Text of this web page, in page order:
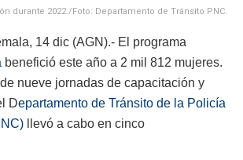
durante 2022./Foto: Departamento de Tránsito PNC.
14 dic (AGN).- El programa
benefició este año a 2 mil 812 mujeres.
nueve jornadas de capacitación y
Departamento de Tránsito de la Policía
llevó a cabo en cinco